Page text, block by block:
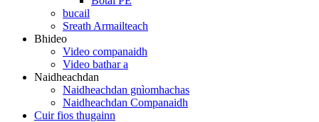
bucail
Sreath Armailteach
Bhideo
Video companaidh
Video bathar a
Naidheachdan
Naidheachdan gnìomhachas
Naidheachdan Companaidh
Cuir fios thugainn